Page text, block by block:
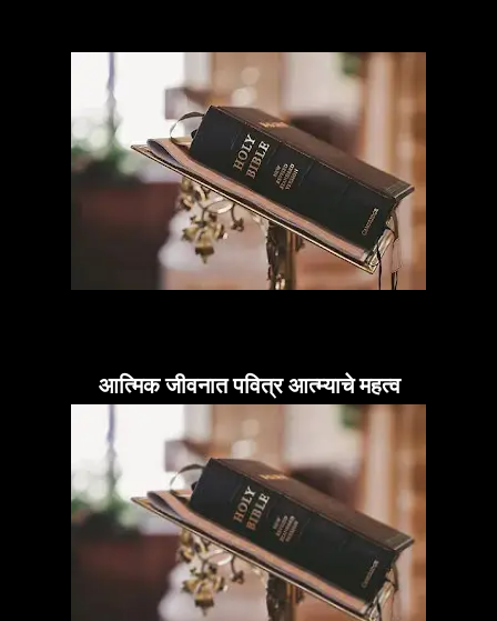
आत्मिक जीवनात पवित्र आत्म्याचे महत्व